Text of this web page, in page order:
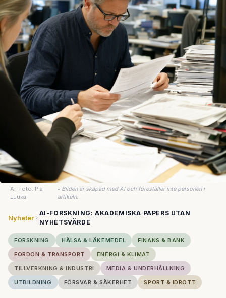
AI-Foto: Pia
Luuka
• Bilden är skapad med AI och föreställer inte personen i
artikeln.
Nyheter
AI-FORSKNING: AKADEMISKA PAPERS UTAN
NYHETSVÄRDE
FORSKNING HÄLSA & LÄKEMEDEL
FINANS & BANK
FORDON & TRANSPORT
ENERGI & KLIMAT
TILLVERKNING & INDUSTRI
MEDIA & UNDERHÅLLNING
UTBILDNING
FÖRSVAR & SÄKERHET SPORT & IDROTT